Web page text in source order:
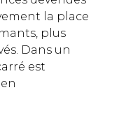
la place
plus
Dans un
est